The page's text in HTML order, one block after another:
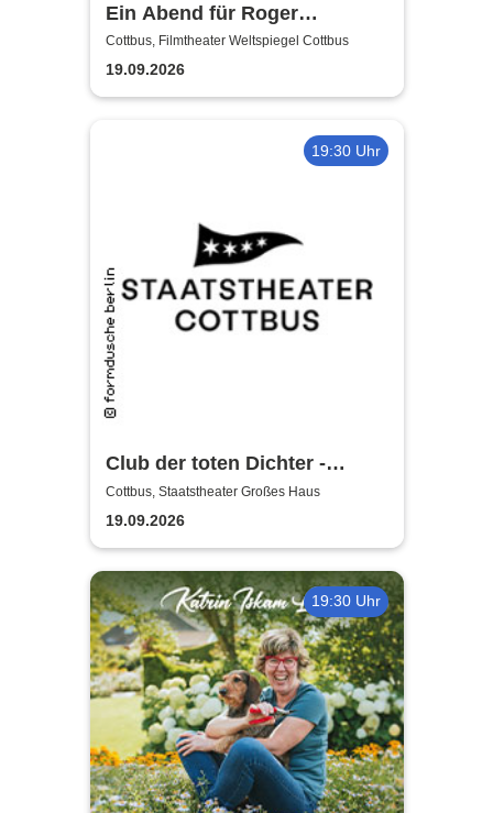
Ein Abend für Roger
Whittaker - Die Bühnenshow
mit allen seinen großen Hits
Cottbus, Filmtheater Weltspiegel Cottbus
19.09.2026
19:30 Uhr
Club der toten Dichter -
Staatstheater Cottbus
Cottbus, Staatstheater Großes Haus
19.09.2026
19:30 Uhr